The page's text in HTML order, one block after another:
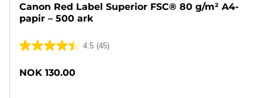
Canon Red Label Superior FSC® 80 g/m² A4-
papir – 500 ark
4.5 (45)
4.5
5
NOK 130.00